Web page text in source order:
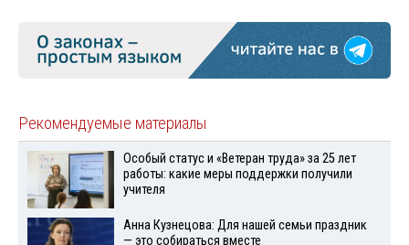
Рекомендуемые материалы
Особый статус и «Ветеран труда» за 25 лет
работы: какие меры поддержки получили
учителя
Анна Кузнецова: Для нашей семьи праздник
— это собираться вместе